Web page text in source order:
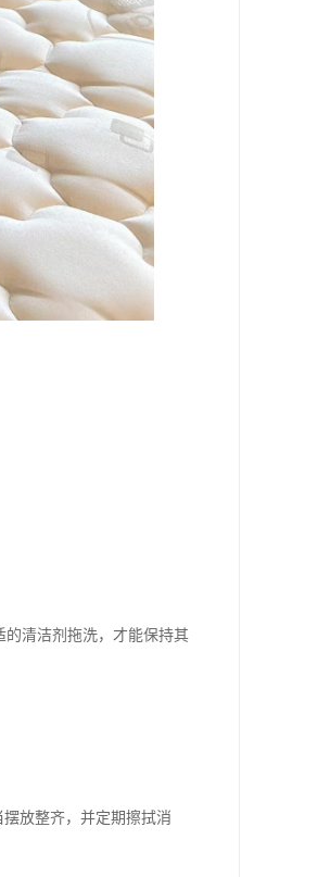
清洁剂拖洗，才能保持其
放整齐，并定期擦拭消